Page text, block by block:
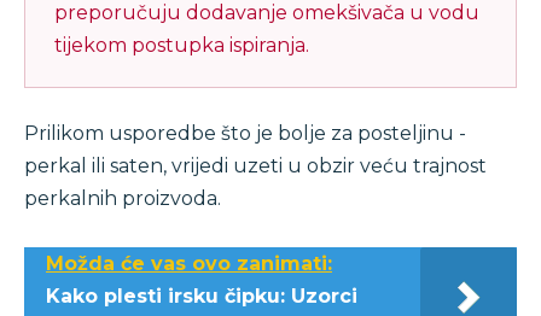
preporučuju dodavanje omekšivača u vodu
tijekom postupka ispiranja.
Prilikom usporedbe što je bolje za posteljinu -
perkal ili saten, vrijedi uzeti u obzir veću trajnost
perkalnih proizvoda.
Možda će vas ovo zanimati:
Kako plesti irsku čipku: Uzorci